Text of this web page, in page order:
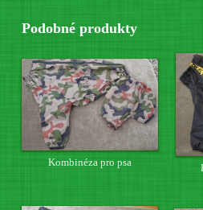
Podobné produkty
Kombinéza pro psa